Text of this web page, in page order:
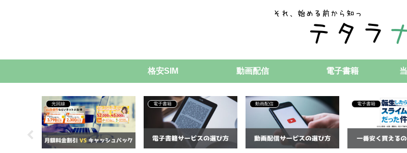
格安SIM 動画配信 電子書籍
光回線 電子書籍 動画配信 電子書籍